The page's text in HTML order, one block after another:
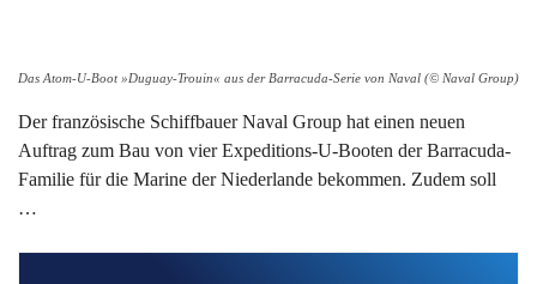
Das Atom-U-Boot »Duguay-Trouin« aus der Barracuda-Serie von Naval (© Naval Group)
Der französische Schiffbauer Naval Group hat einen neuen
Auftrag zum Bau von vier Expeditions-U-Booten der Barracuda-
Familie für die Marine der Niederlande bekommen. Zudem soll
…